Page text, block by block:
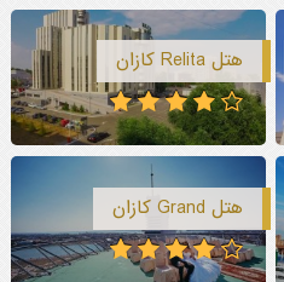
هتل Relita کازان
هتل Grand کازان